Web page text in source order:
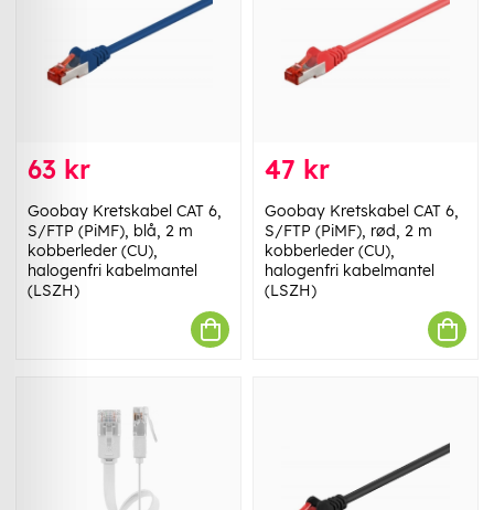
63 kr
Goobay Kretskabel CAT 6,
S/FTP (PiMF), blå, 2 m
kobberleder (CU),
halogenfri kabelmantel
(LSZH)
47 kr
Goobay Kretskabel CAT 6,
S/FTP (PiMF), rød, 2 m
kobberleder (CU),
halogenfri kabelmantel
(LSZH)